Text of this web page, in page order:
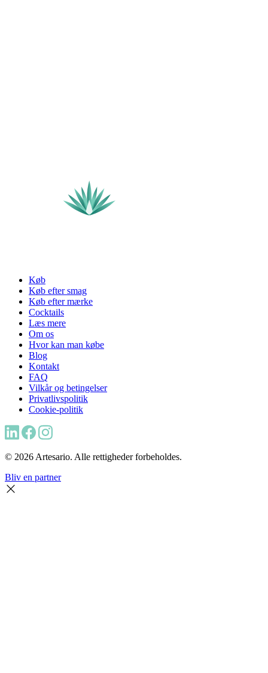
Køb
Køb efter smag
Køb efter mærke
Cocktails
Læs mere
Om os
Hvor kan man købe
Blog
Kontakt
FAQ
Vilkår og betingelser
Privatlivspolitik
Cookie-politik
© 2026 Artesario. Alle rettigheder forbeholdes.
Bliv en partner